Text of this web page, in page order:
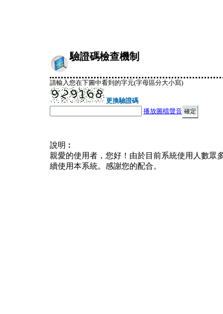
驗證碼檢查機制
請輸入您在下圖中看到的字元(字母區分大小寫)
更換驗證碼
播放圖檔聲音
說明︰
親愛的使用者，您好！由於目前系統使用人數眾
續使用本系統。感謝您的配合。